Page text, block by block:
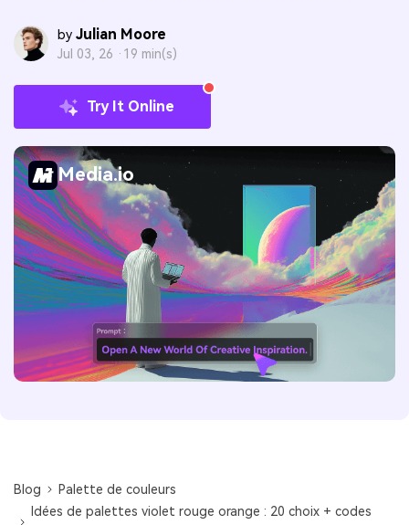
by Julian Moore
Jul 03, 26 · 19 min(s)
Try It Online
Media.io
Blog
Palette de couleurs
Idées de palettes violet rouge orange : 20 choix + codes